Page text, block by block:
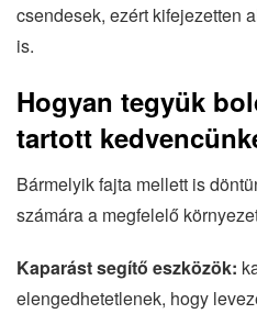
csendesek, ezért kifejezetten
is.
Hogyan tegyük
tartott
Bármelyik fajta mellett is
számára a megfelelő
Kaparást segítő eszközök:
elengedhetetlenek, hogy